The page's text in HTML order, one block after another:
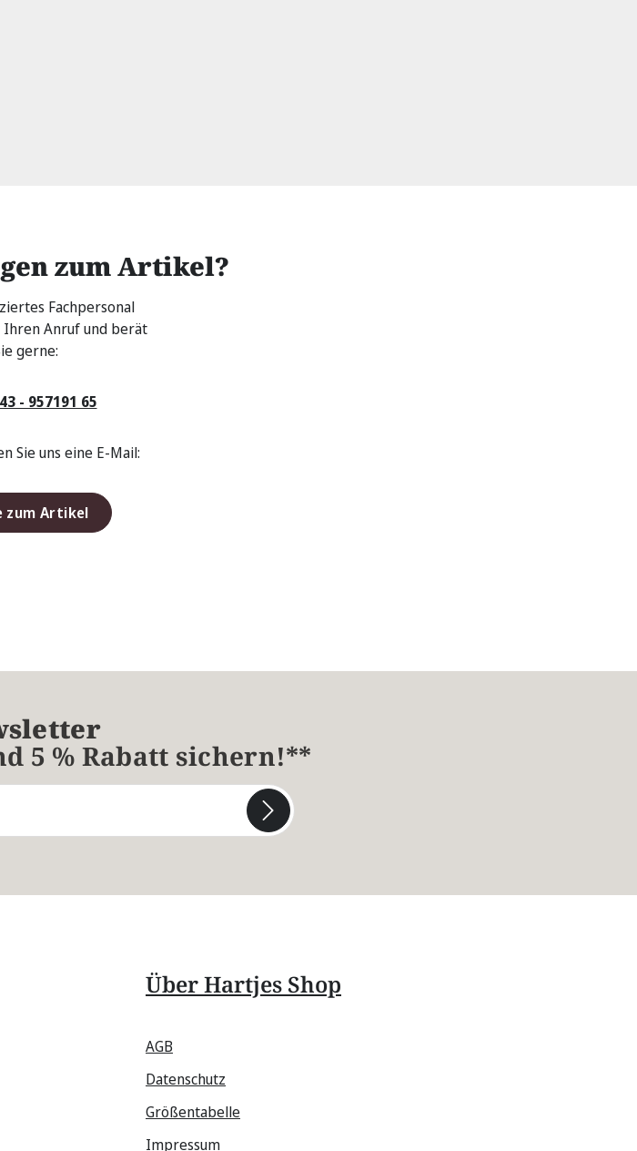
zum Artikel?
Fachpersonal
Anruf und berät
gerne:
- 957191 65
Sie uns eine E-Mail:
zum Artikel
5 % Rabatt sichern!**
Über Hartjes Shop
AGB
Datenschutz
Größentabelle
Impressum